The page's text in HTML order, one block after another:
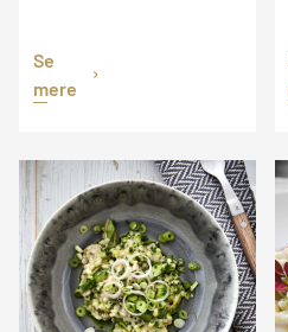
Se
mere